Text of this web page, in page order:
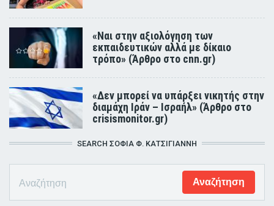
«Ναι στην αξιολόγηση των
εκπαιδευτικών αλλά με δίκαιο
τρόπο» (Άρθρο στο cnn.gr)
«Δεν μπορεί να υπάρξει νικητής στην
διαμάχη Ιράν – Ισραήλ» (Άρθρο στο
crisismonitor.gr)
SEARCH ΣΟΦΊΑ Φ. ΚΑΤΣΊΓΙΑΝΝΗ